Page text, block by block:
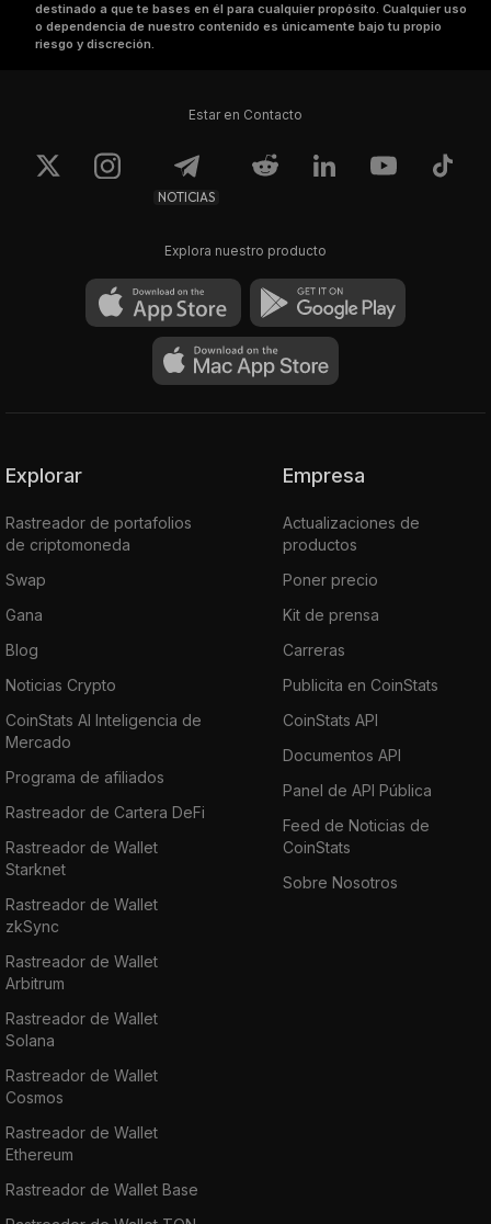
destinado a que te bases en él para cualquier propósito. Cualquier uso
o dependencia de nuestro contenido es únicamente bajo tu propio
riesgo y discreción.
Estar en Contacto
NOTICIAS
Explora nuestro producto
Explorar
Rastreador de portafolios
de criptomoneda
Swap
Gana
Blog
Noticias Crypto
CoinStats AI Inteligencia de
Mercado
Programa de afiliados
Rastreador de Cartera DeFi
Rastreador de Wallet
Starknet
Rastreador de Wallet
zkSync
Rastreador de Wallet
Arbitrum
Rastreador de Wallet
Solana
Rastreador de Wallet
Cosmos
Rastreador de Wallet
Ethereum
Rastreador de Wallet Base
Empresa
Actualizaciones de
productos
Poner precio
Kit de prensa
Carreras
Publicita en CoinStats
CoinStats API
Documentos API
Panel de API Pública
Feed de Noticias de
CoinStats
Sobre Nosotros